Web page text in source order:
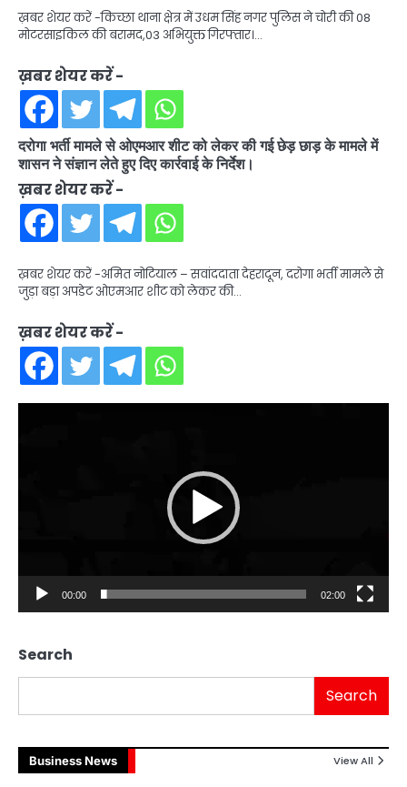
ख़बर शेयर करें -किच्छा थाना क्षेत्र में उधम सिंह नगर पुलिस ने चोरी की 08
मोटरसाइकिल की बरामद,03 अभियुक्त गिरफ्तार।…
ख़बर शेयर करें -
दरोगा भर्ती मामले से ओएमआर शीट को लेकर की गई छेड़ छाड़ के मामले में
शासन ने संज्ञान लेते हुए दिए कार्रवाई के निर्देश।
ख़बर शेयर करें -
ख़बर शेयर करें -अमित नोटियाल – सवांददाता देहरादून, दरोगा भर्ती मामले से
जुड़ा बड़ा अपडेट ओएमआर शीट को लेकर की…
ख़बर शेयर करें -
00:00 02:00
Search
Search
Business News View All